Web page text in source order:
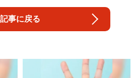
記事に戻る